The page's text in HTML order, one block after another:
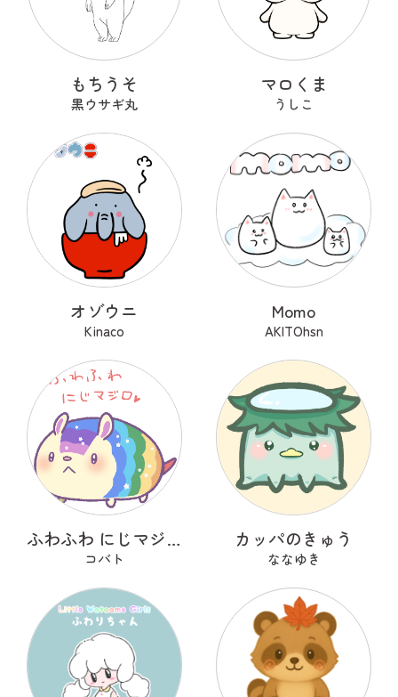
もちうそ
黒ウサギ丸
マロくま
うしこ
オゾウニ
Kinaco
Momo
AKITOhsn
ふわふわ にじマジロ
コバト
カッパのきゅう
ななゆき